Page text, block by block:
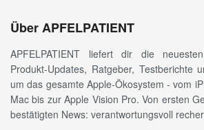
Über APFELPATIENT
APFELPATIENT liefert dir die
Produkt-Updates, Ratgeber, Testberichte
um das gesamte Apple-Ökosystem - vom
Mac bis zur Apple Vision Pro. Von ersten
bestätigten News: verantwortungsvoll